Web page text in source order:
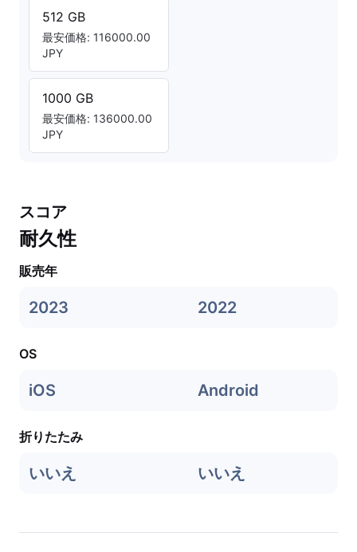
512 GB
最安価格: 116000.00
JPY
1000 GB
最安価格: 136000.00
JPY
スコア
耐久性
販売年
2023 2022
OS
iOS Android
折りたたみ
いいえ いいえ